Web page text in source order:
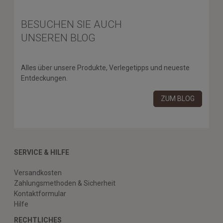
BESUCHEN SIE AUCH
UNSEREN BLOG
Alles über unsere Produkte, Verlegetipps und neueste
Entdeckungen.
ZUM BLOG
SERVICE & HILFE
Versandkosten
Zahlungsmethoden & Sicherheit
Kontaktformular
Hilfe
RECHTLICHES